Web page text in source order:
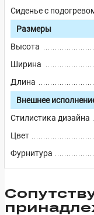
Сиденье с
Размеры
Высота
Ширина
Длина
Внешнее
Стилистика дизайна
Цвет
Фурнитура